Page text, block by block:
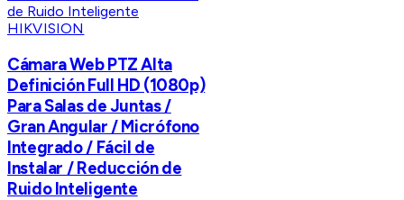
HIKVISION
Cámara Web PTZ Alta
Definición Full HD (1080p)
Para Salas de Juntas /
Gran Angular / Micrófono
Integrado / Fácil de
Instalar / Reducción de
Ruido Inteligente